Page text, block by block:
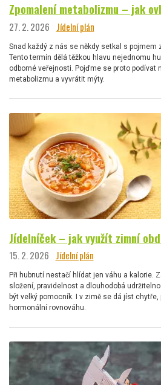
Zpomalení metabolizmu – jak
27. 2. 2026 Jídelní plán
Snad každý z nás se někdy setkal s pojmem
Tento termín dělá těžkou hlavu nejednomu
odborné veřejnosti. Pojďme se proto podívat
metabolizmu a vyvrátit mýty.
Jídelníček – jak využít zimní
15. 2. 2026 Jídelní plán
Při hubnutí nestačí hlídat jen váhu a kalorie.
složení, pravidelnost a dlouhodobá
být velký pomocník. I v zimě se dá jíst
hormonální rovnováhu.